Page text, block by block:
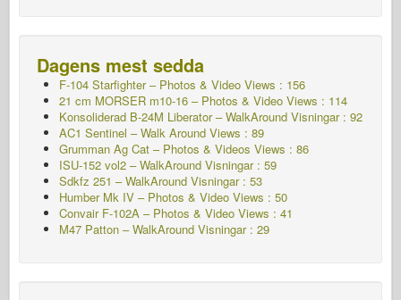
Dagens mest sedda
F-104 Starfighter – Photos & Video Views : 156
21 cm MORSER m10-16 – Photos & Video Views : 114
Konsoliderad B-24M Liberator – WalkAround Visningar : 92
AC1 Sentinel – Walk Around Views : 89
Grumman Ag Cat – Photos & Videos Views : 86
ISU-152 vol2 – WalkAround Visningar : 59
Sdkfz 251 – WalkAround Visningar : 53
Humber Mk IV – Photos & Video Views : 50
Convair F-102A – Photos & Video Views : 41
M47 Patton – WalkAround Visningar : 29